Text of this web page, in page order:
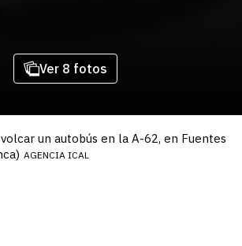
Ver 8 fotos
un autobús en la A-62, en Fuentes
AGENCIA ICAL